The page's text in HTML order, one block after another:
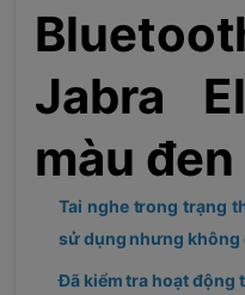
Jabra
màu đen
Tai nghe trong trạng
sử dụng nhưng không
Đã kiểm tra hoạt động